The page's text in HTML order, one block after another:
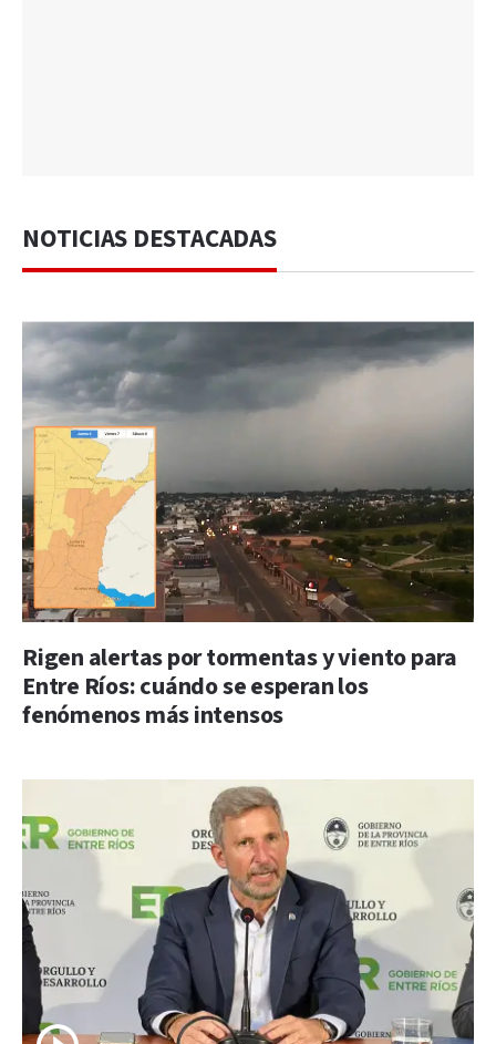
NOTICIAS DESTACADAS
Rigen alertas por tormentas y viento para
Entre Ríos: cuándo se esperan los
fenómenos más intensos